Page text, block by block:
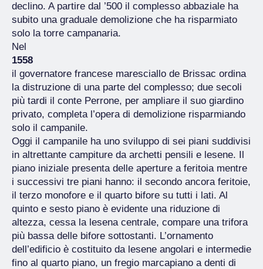
declino. A partire dal ’500 il complesso abbaziale ha
subito una graduale demolizione che ha risparmiato
solo la torre campanaria.
Nel
1558
il governatore francese maresciallo de Brissac ordina
la distruzione di una parte del complesso; due secoli
più tardi il conte Perrone, per ampliare il suo giardino
privato, completa l’opera di demolizione risparmiando
solo il campanile.
Oggi il campanile ha uno sviluppo di sei piani suddivisi
in altrettante campiture da archetti pensili e lesene. Il
piano iniziale presenta delle aperture a feritoia mentre
i successivi tre piani hanno: il secondo ancora feritoie,
il terzo monofore e il quarto bifore su tutti i lati. Al
quinto e sesto piano è evidente una riduzione di
altezza, cessa la lesena centrale, compare una trifora
più bassa delle bifore sottostanti. L’ornamento
dell’edificio è costituito da lesene angolari e intermedie
fino al quarto piano, un fregio marcapiano a denti di